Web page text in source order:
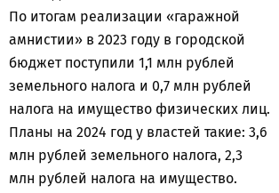
По итогам реализации «гаражной
амнистии» в 2023 году в городской
бюджет поступили 1,1 млн рублей
земельного налога и 0,7 млн рублей
налога на имущество физических лиц.
Планы на 2024 год у властей такие: 3,6
млн рублей земельного налога, 2,3
млн рублей налога на имущество.